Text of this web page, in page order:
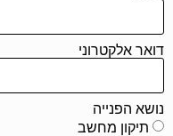
דואר אלקטרוני
נושא הפנייה
תיקון מחשב